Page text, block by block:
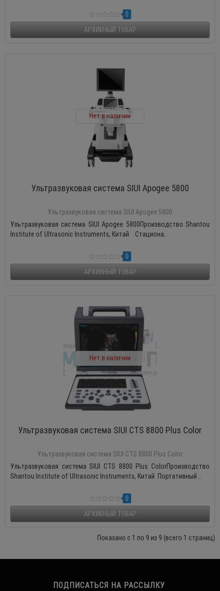
0
АРХИВНЫЙ ТОВАР
Нет в наличии
Ультразвуковая система SIUI Apogee 5800
Ультразвуковая система SIUI Apogee 5800
Ультразвуковая система SIUI Apogee 5800Производство Shantou
Institute of Ultrasonic Instruments, Китай Стациона..
0
АРХИВНЫЙ ТОВАР
Нет в наличии
Ультразвуковая система SIUI CTS 8800 Plus Color
Ультразвуковая система SIUI CTS 8800 Plus Color
Ультразвуковая система SIUI CTS 8800 Plus ColorПроизводство
Shantou Institute of Ultrasonic Instruments, Китай Портативный ..
0
АРХИВНЫЙ ТОВАР
Показано с 1 по 9 из 9 (всего 1 страниц)
ПОДПИСАТЬСЯ НА РАССЫЛКУ